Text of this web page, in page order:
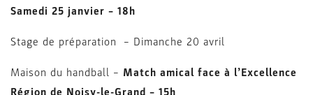
Samedi 25 janvier – 18h
Stage de préparation – Dimanche 20 avril
Maison du handball – Match amical face à l’Excellence
Région de Noisy-le-Grand – 15h